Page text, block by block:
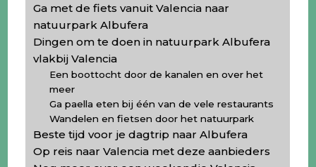
Ga met de fiets vanuit Valencia naar
natuurpark Albufera
Dingen om te doen in natuurpark Albufera
vlakbij Valencia
Een boottocht door de kanalen en over het
meer
Ga paella eten bij één van de vele restaurants
Wandelen en fietsen door het natuurpark
Beste tijd voor je dagtrip naar Albufera
Op reis naar Valencia met deze aanbieders